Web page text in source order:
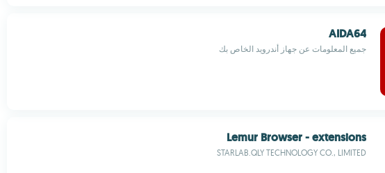
AIDA64
جميع المعلومات عن جهاز أندرويد الخاص بك
Lemur Browser - extensions
STARLAB.QLY TECHNOLOGY CO., LIMITED